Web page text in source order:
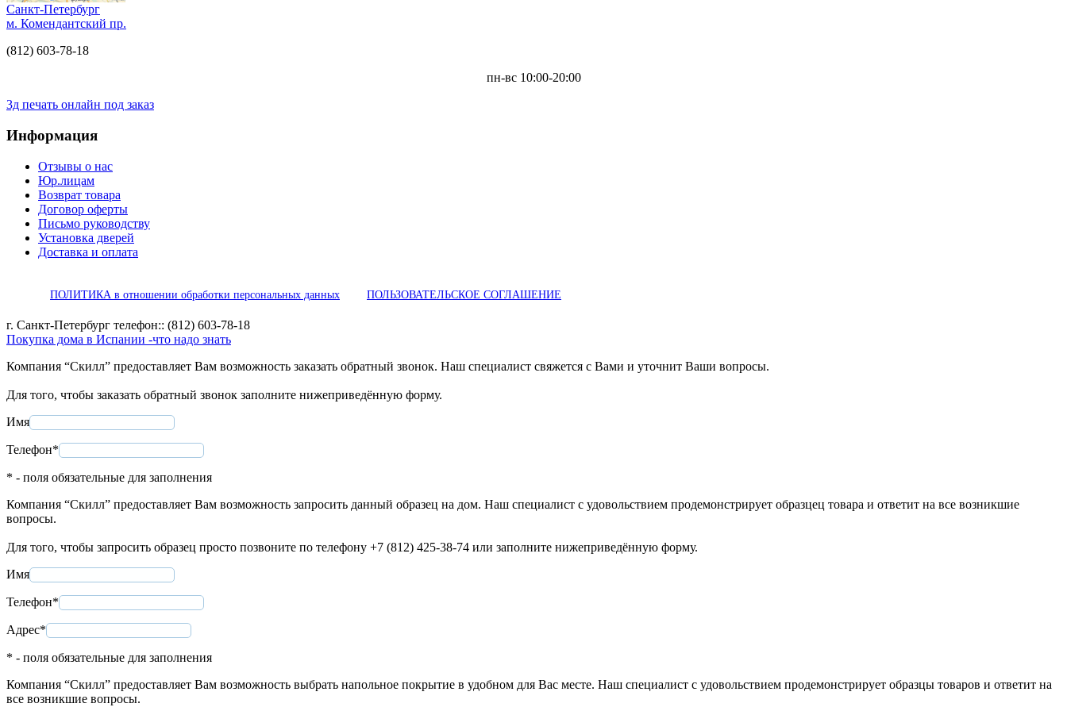
Санкт-Петербург
м. Комендантский пр.
(812) 603-78-18
пн-вс 10:00-20:00
3д печать онлайн под заказ
Информация
Отзывы о нас
Юр.лицам
Возврат товара
Договор оферты
Письмо руководству
Установка дверей
Доставка и оплата
ПОЛИТИКА в отношении обработки персональных данных ПОЛЬЗОВАТЕЛЬСКОЕ СОГЛАШЕНИЕ
г. Санкт-Петербург телефон:: (812) 603-78-18
Покупка дома в Испании -что надо знать
Компания “Скилл” предоставляет Вам возможность заказать обратный звонок. Наш специалист свяжется с Вами и уточнит Ваши вопросы.
Для того, чтобы заказать обратный звонок заполните нижеприведённую форму.
Имя
Телефон*
* - поля обязательные для заполнения
Компания “Скилл” предоставляет Вам возможность запросить данный образец на дом. Наш специалист с удовольствием продемонстрирует образцец товара и ответит на все возникшие
вопросы.
Для того, чтобы запросить образец просто позвоните по телефону +7 (812) 425-38-74 или заполните нижеприведённую форму.
Имя
Телефон*
Адрес*
* - поля обязательные для заполнения
Компания “Скилл” предоставляет Вам возможность выбрать напольное покрытие в удобном для Вас месте. Наш специалист с удовольствием продемонстрирует образцы товаров и ответит на
все возникшие вопросы.